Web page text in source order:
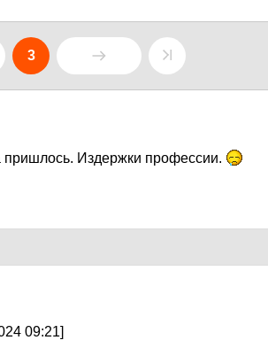
3
пришлось. Издержки профессии.
09:21]